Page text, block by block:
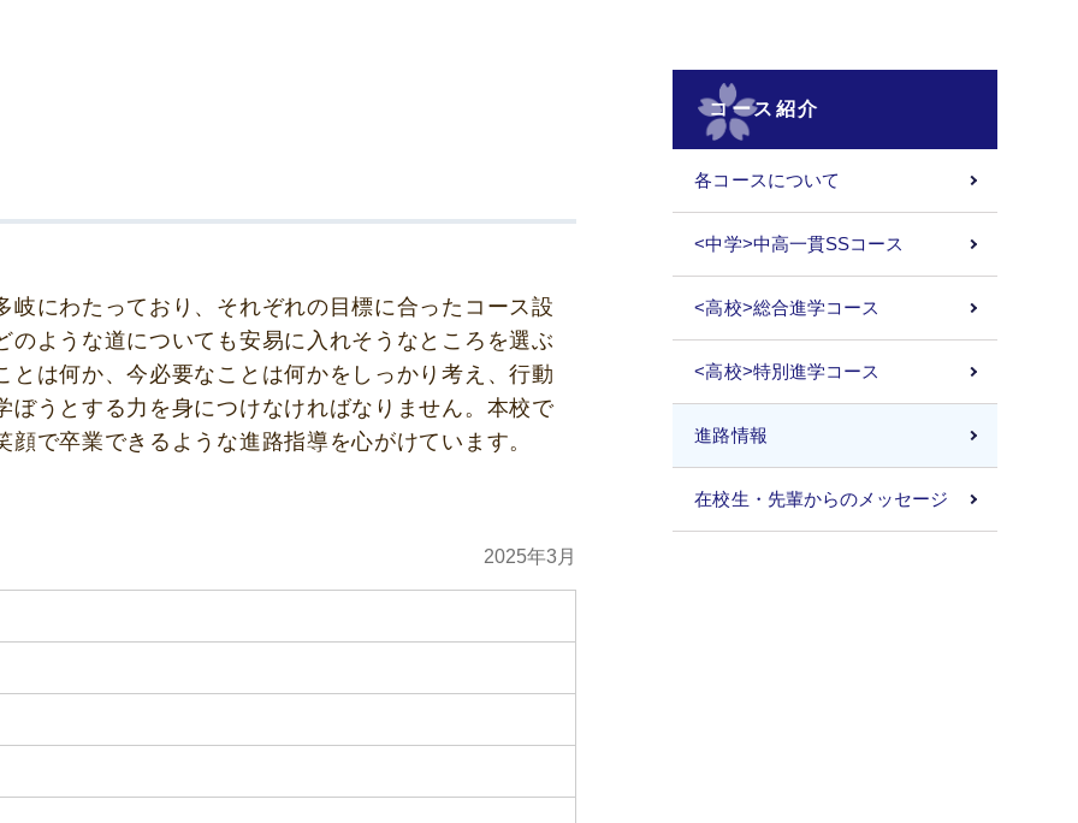
にわたっており、それぞれの目標に合ったコース設
ような道についても安易に入れそうなところを選ぶ
は何か、今必要なことは何かをしっかり考え、行動
うとする力を身につけなければなりません。本校で
で卒業できるような進路指導を心がけています。
2025年3月
コース紹介
各コースについて
<中学>中高一貫SSコース
<高校>総合進学コース
<高校>特別進学コース
進路情報
在校生・先輩からのメッセージ